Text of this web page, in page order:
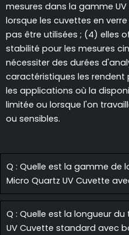
mesures dans la gamme
lorsque les cuvettes en
pas être utilisées ; (4) elles
stabilité pour les mesures
nécessiter des durées
caractéristiques les
les applications où la
limitée ou lorsque l'on
ou sensibles.
Q : Quelle est la gamme de
Micro Quartz UV Cuvette
Q : Quelle est la longueur
UV Cuvette standard avec